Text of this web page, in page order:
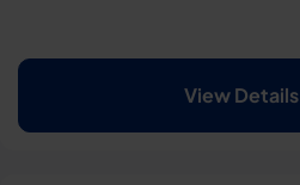
View Details